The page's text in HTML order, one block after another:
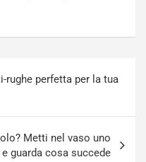
rughe perfetta per la tua
Metti nel vaso uno
guarda cosa succede